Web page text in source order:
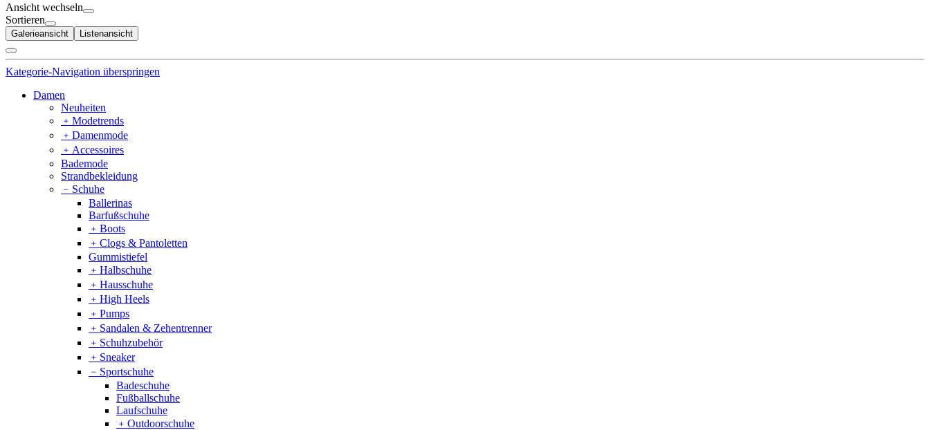
Ansicht wechseln
Sortieren
Galerieansicht Listenansicht
Kategorie-Navigation überspringen
Damen
Neuheiten
﹢ Modetrends
﹢ Damenmode
﹢ Accessoires
Bademode
Strandbekleidung
﹣ Schuhe
Ballerinas
Barfußschuhe
﹢ Boots
﹢ Clogs & Pantoletten
Gummistiefel
﹢ Halbschuhe
﹢ Hausschuhe
﹢ High Heels
﹢ Pumps
﹢ Sandalen & Zehentrenner
﹢ Schuhzubehör
﹢ Sneaker
﹣ Sportschuhe
Badeschuhe
Fußballschuhe
Laufschuhe
﹢ Outdoorschuhe